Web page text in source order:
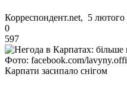
Корреспондент.net, 5 лютого
0
597
Фото: facebook.com/
Карпати засипало снігом